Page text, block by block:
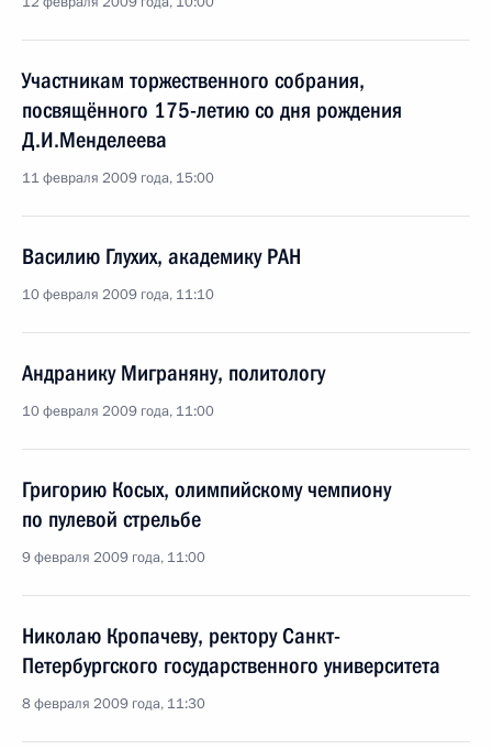
Участникам торжественного собрания,
посвящённого 175-летию со дня рождения
Д.И.Менделеева
11 февраля 2009 года, 15:00
Василию Глухих, академику РАН
10 февраля 2009 года, 11:10
Андранику Миграняну, политологу
10 февраля 2009 года, 11:00
Григорию Косых, олимпийскому чемпиону
по пулевой стрельбе
9 февраля 2009 года, 11:00
Николаю Кропачеву, ректору Санкт-
Петербургского государственного университета
8 февраля 2009 года, 11:30